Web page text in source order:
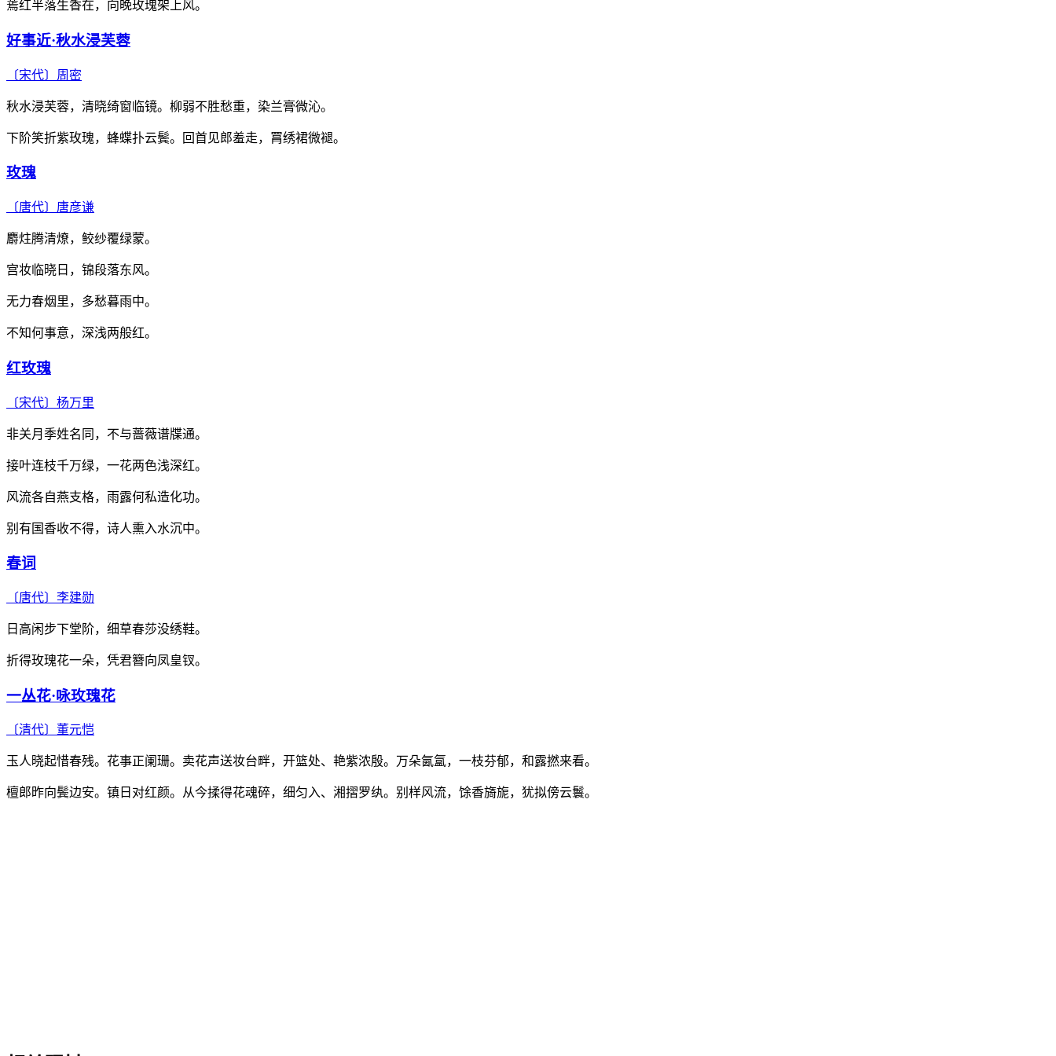
蔫红半落生香在，向晚玫瑰架上风。
好事近·秋水浸芙蓉
〔宋代〕 周密
秋水浸芙蓉，清晓绮窗临镜。柳弱不胜愁重，染兰膏微沁。
下阶笑折紫玫瑰，蜂蝶扑云鬓。回首见郎羞走，罥绣裙微褪。
玫瑰
〔唐代〕 唐彦谦
麝炷腾清燎，鲛纱覆绿蒙。
宫妆临晓日，锦段落东风。
无力春烟里，多愁暮雨中。
不知何事意，深浅两般红。
红玫瑰
〔宋代〕 杨万里
非关月季姓名同，不与蔷薇谱牒通。
接叶连枝千万绿，一花两色浅深红。
风流各自燕支格，雨露何私造化功。
别有国香收不得，诗人熏入水沉中。
春词
〔唐代〕 李建勋
日高闲步下堂阶，细草春莎没绣鞋。
折得玫瑰花一朵，凭君簪向凤皇钗。
一丛花·咏玫瑰花
〔清代〕 董元恺
玉人晓起惜春残。花事正阑珊。卖花声送妆台畔，开篮处、艳紫浓殷。万朵氤氲，一枝芬郁，和露撚来看。
檀郎昨向鬓边安。镇日对红颜。从今揉得花魂碎，细匀入、湘摺罗纨。别样风流，馀香旖旎，犹拟傍云鬟。